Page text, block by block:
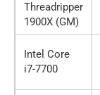
Threadripper
1900X (GM)
Intel Core
i7-7700